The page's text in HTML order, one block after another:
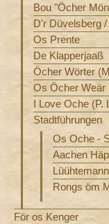
Bou "Öcher
D'r Düvelsberg
Os Prente
De Klapperjaaß
Öcher Wörter
Os Öcher Weär
I Love Oche (P.
Stadtführungen
Os Oche -
Aachen
Rongs öm
För os Kenger